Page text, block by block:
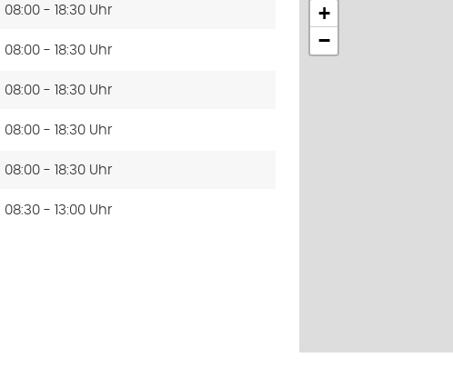
08:00 - 18:30 Uhr
08:00 - 18:30 Uhr
08:00 - 18:30 Uhr
08:00 - 18:30 Uhr
08:00 - 18:30 Uhr
08:30 - 13:00 Uhr
+
−